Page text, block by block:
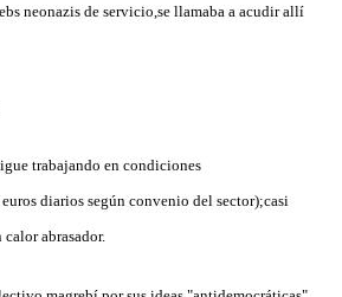
neonazis de servicio,se llamaba a acudir allí
trabajando en condiciones
diarios según convenio del sector);casi
abrasador.